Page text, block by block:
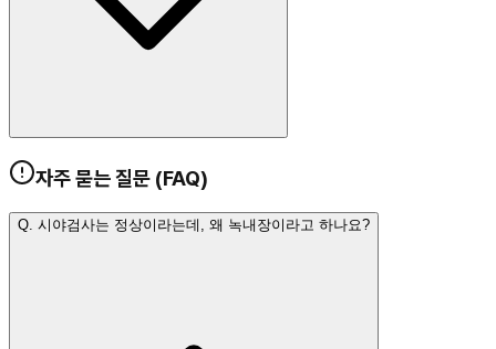
자주 묻는 질문 (FAQ)
Q. 시야검사는 정상이라는데, 왜 녹내장이라고 하나요?